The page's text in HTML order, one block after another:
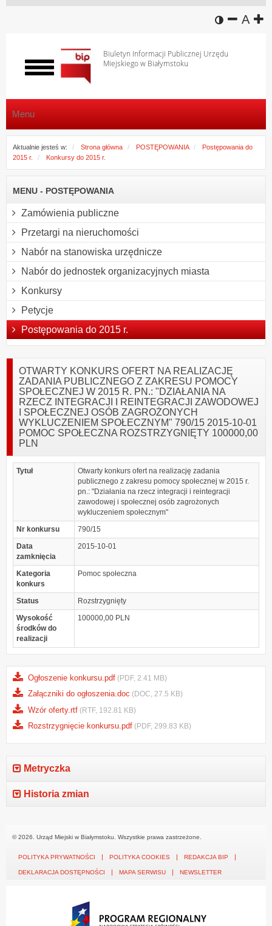
wersja
A
Biuletyn Informacji Publicznej Urzędu
Miejskiego w Białymstoku
Włącz
menu
Menu
Aktualnie jesteś w: Strona główna POSTĘPOWANIA
Postępowania do
2015 r.
Konkursy do 2015 r.
MENU - POSTĘPOWANIA
Zamówienia publiczne
Przetargi na nieruchomości
Nabór na stanowiska urzędnicze
Nabór do jednostek organizacyjnych miasta
Konkursy
Petycje
Postępowania do 2015 r.
OTWARTY KONKURS OFERT NA REALIZACJĘ
ZADANIA PUBLICZNEGO Z ZAKRESU POMOCY
SPOŁECZNEJ W 2015 R. PN.: "DZIAŁANIA NA
RZECZ INTEGRACJI I REINTEGRACJI ZAWODOWEJ
I SPOŁECZNEJ OSÓB ZAGROŻONYCH
WYKLUCZENIEM SPOŁECZNYM" 790/15 2015-10-01
POMOC SPOŁECZNA ROZSTRZYGNIĘTY 100000,00
PLN
Tytuł
Otwarty konkurs ofert na realizację zadania
publicznego z zakresu pomocy społecznej w 2015 r.
pn.: "Działania na rzecz integracji i reintegracji
zawodowej i społecznej osób zagrożonych
wykluczeniem społecznym"
Nr konkursu
790/15
Data
zamknięcia
2015-10-01
Kategoria
konkurs
Pomoc społeczna
Status
Rozstrzygnięty
Wysokość
środków do
realizacji
100000,00 PLN
Ogłoszenie konkursu.pdf (PDF, 2.41 MB)
Załączniki do ogłoszenia.doc (DOC, 27.5 KB)
Wzór oferty.rtf (RTF, 192.81 KB)
Rozstrzygnięcie konkursu.pdf (PDF, 299.83 KB)
Metryczka
Historia zmian
© 2026. Urząd Miejski w Białymstoku. Wszystkie prawa zastrzeżone.
POLITYKA PRYWATNOŚCI POLITYKA COOKIES REDAKCJA BIP
DEKLARACJA DOSTĘPNOŚCI MAPA SERWISU NEWSLETTER